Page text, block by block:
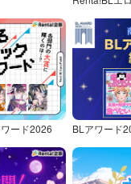
ード2026 BLアワード